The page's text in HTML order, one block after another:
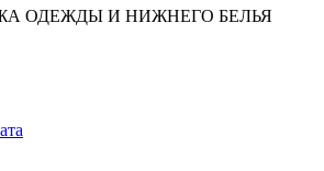
ОДЕЖДЫ И НИЖНЕГО БЕЛЬЯ